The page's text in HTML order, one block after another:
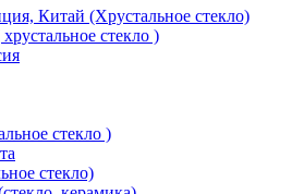
Китай (Хрустальное стекло)
стекло )
стекло )
стекло)